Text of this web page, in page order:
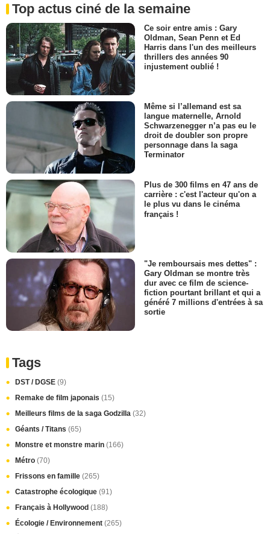
Top actus ciné de la semaine
Ce soir entre amis : Gary
Oldman, Sean Penn et Ed
Harris dans l'un des meilleurs
thrillers des années 90
injustement oublié !
Même si l’allemand est sa
langue maternelle, Arnold
Schwarzenegger n’a pas eu le
droit de doubler son propre
personnage dans la saga
Terminator
Plus de 300 films en 47 ans de
carrière : c'est l'acteur qu'on a
le plus vu dans le cinéma
français !
"Je remboursais mes dettes" :
Gary Oldman se montre très
dur avec ce film de science-
fiction pourtant brillant et qui a
généré 7 millions d'entrées à sa
sortie
Tags
DST / DGSE (9)
Remake de film japonais (15)
Meilleurs films de la saga Godzilla (32)
Géants / Titans (65)
Monstre et monstre marin (166)
Métro (70)
Frissons en famille (265)
Catastrophe écologique (91)
Français à Hollywood (188)
Écologie / Environnement (265)